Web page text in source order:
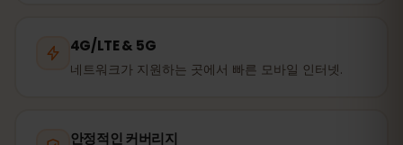
4G/LTE & 5G
네트워크가 지원하는 곳에서 빠른 모바일 인터넷.
안정적인 커버리지